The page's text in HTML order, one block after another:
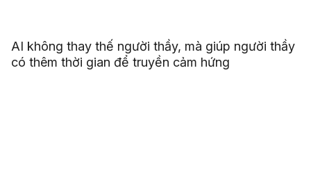
AI không thay thế người thầy, mà giúp người thầy
có thêm thời gian để truyền cảm hứng